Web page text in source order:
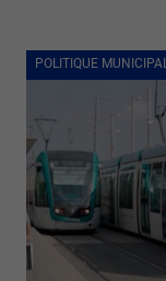
POLITIQUE